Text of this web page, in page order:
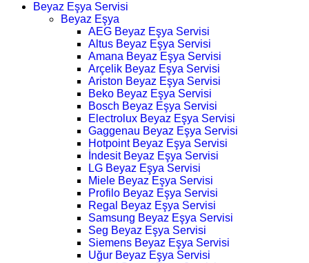
Beyaz Eşya Servisi
Beyaz Eşya
AEG Beyaz Eşya Servisi
Altus Beyaz Eşya Servisi
Amana Beyaz Eşya Servisi
Arçelik Beyaz Eşya Servisi
Ariston Beyaz Eşya Servisi
Beko Beyaz Eşya Servisi
Bosch Beyaz Eşya Servisi
Electrolux Beyaz Eşya Servisi
Gaggenau Beyaz Eşya Servisi
Hotpoint Beyaz Eşya Servisi
İndesit Beyaz Eşya Servisi
LG Beyaz Eşya Servisi
Miele Beyaz Eşya Servisi
Profilo Beyaz Eşya Servisi
Regal Beyaz Eşya Servisi
Samsung Beyaz Eşya Servisi
Seg Beyaz Eşya Servisi
Siemens Beyaz Eşya Servisi
Uğur Beyaz Eşya Servisi